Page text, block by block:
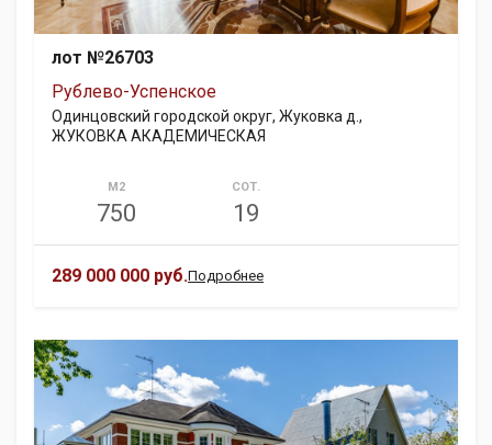
лот №26703
Рублево-Успенское
Одинцовский городской округ, Жуковка д.,
ЖУКОВКА АКАДЕМИЧЕСКАЯ
М2
750
СОТ.
19
289 000 000 руб.Подробнее